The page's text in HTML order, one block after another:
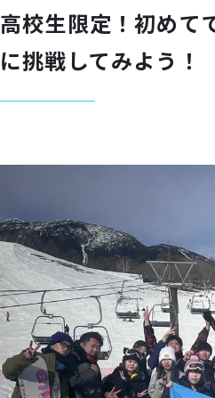
高校生限定！初めて
に挑戦してみよう！